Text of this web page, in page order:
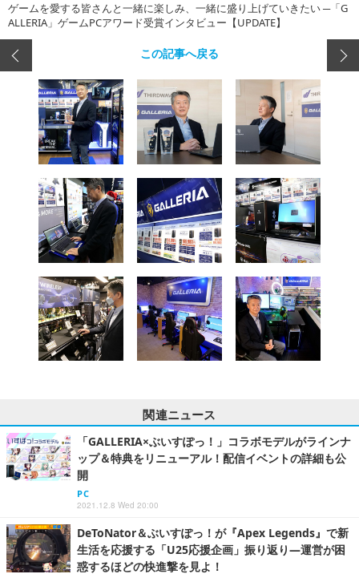
ゲームを愛する皆さんと一緒に楽しみ、一緒に盛り上げていきたい ─「G
ALLERIA」ゲームPCアワード受賞インタビュー【UPDATE】
この記事へ戻る
関連ニュース
「GALLERIA×ぶいすぽっ！」コラボモデルがラインナ
ップ＆特典をリニューアル！配信イベントの詳細も公
開
PC
2021.12.8 Wed 20:00
DeToNator＆ぶいすぽっ！が『Apex Legends』で新
生活を応援する「U25応援企画」振り返り―運営が困
惑するほどの快進撃を見よ！